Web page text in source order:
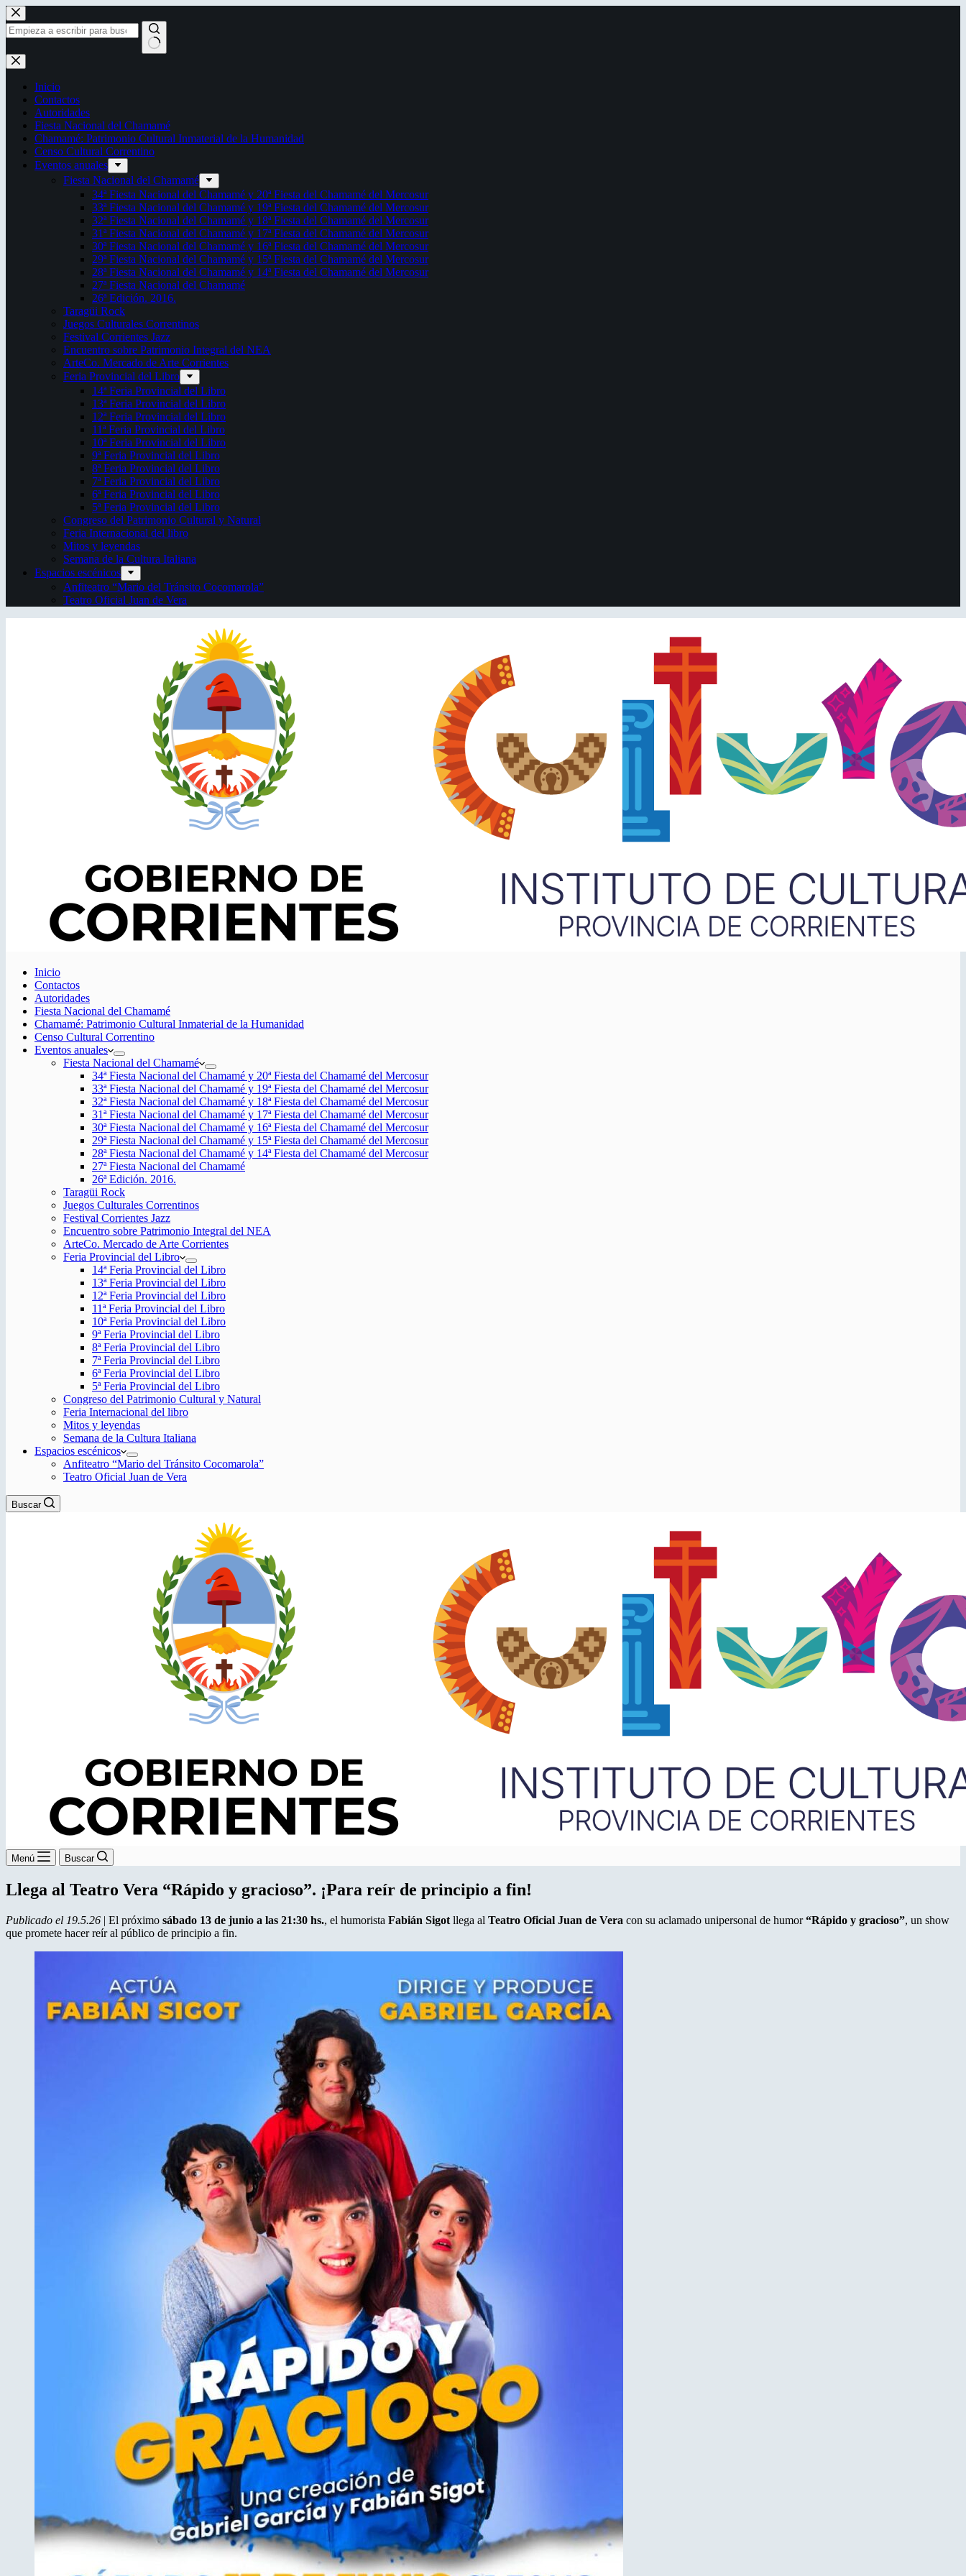
Saltar
al
contenido
Sin
resultados
Inicio
Contactos
Autoridades
Fiesta Nacional del Chamamé
Chamamé: Patrimonio Cultural Inmaterial de la Humanidad
Censo Cultural Correntino
Eventos anuales
Fiesta Nacional del Chamamé
34ª Fiesta Nacional del Chamamé y 20ª Fiesta del Chamamé del Mercosur
33ª Fiesta Nacional del Chamamé y 19ª Fiesta del Chamamé del Mercosur
32ª Fiesta Nacional del Chamamé y 18ª Fiesta del Chamamé del Mercosur
31ª Fiesta Nacional del Chamamé y 17ª Fiesta del Chamamé del Mercosur
30ª Fiesta Nacional del Chamamé y 16ª Fiesta del Chamamé del Mercosur
29ª Fiesta Nacional del Chamamé y 15ª Fiesta del Chamamé del Mercosur
28ª Fiesta Nacional del Chamamé y 14ª Fiesta del Chamamé del Mercosur
27ª Fiesta Nacional del Chamamé
26ª Edición. 2016.
Taragüi Rock
Juegos Culturales Correntinos
Festival Corrientes Jazz
Encuentro sobre Patrimonio Integral del NEA
ArteCo. Mercado de Arte Corrientes
Feria Provincial del Libro
14ª Feria Provincial del Libro
13ª Feria Provincial del Libro
12ª Feria Provincial del Libro
11ª Feria Provincial del Libro
10ª Feria Provincial del Libro
9ª Feria Provincial del Libro
8ª Feria Provincial del Libro
7ª Feria Provincial del Libro
6ª Feria Provincial del Libro
5ª Feria Provincial del Libro
Congreso del Patrimonio Cultural y Natural
Feria Internacional del libro
Mitos y leyendas
Semana de la Cultura Italiana
Espacios escénicos
Anfiteatro “Mario del Tránsito Cocomarola”
Teatro Oficial Juan de Vera
Inicio
Contactos
Autoridades
Fiesta Nacional del Chamamé
Chamamé: Patrimonio Cultural Inmaterial de la Humanidad
Censo Cultural Correntino
Eventos anuales
Fiesta Nacional del Chamamé
34ª Fiesta Nacional del Chamamé y 20ª Fiesta del Chamamé del Mercosur
33ª Fiesta Nacional del Chamamé y 19ª Fiesta del Chamamé del Mercosur
32ª Fiesta Nacional del Chamamé y 18ª Fiesta del Chamamé del Mercosur
31ª Fiesta Nacional del Chamamé y 17ª Fiesta del Chamamé del Mercosur
30ª Fiesta Nacional del Chamamé y 16ª Fiesta del Chamamé del Mercosur
29ª Fiesta Nacional del Chamamé y 15ª Fiesta del Chamamé del Mercosur
28ª Fiesta Nacional del Chamamé y 14ª Fiesta del Chamamé del Mercosur
27ª Fiesta Nacional del Chamamé
26ª Edición. 2016.
Taragüi Rock
Juegos Culturales Correntinos
Festival Corrientes Jazz
Encuentro sobre Patrimonio Integral del NEA
ArteCo. Mercado de Arte Corrientes
Feria Provincial del Libro
14ª Feria Provincial del Libro
13ª Feria Provincial del Libro
12ª Feria Provincial del Libro
11ª Feria Provincial del Libro
10ª Feria Provincial del Libro
9ª Feria Provincial del Libro
8ª Feria Provincial del Libro
7ª Feria Provincial del Libro
6ª Feria Provincial del Libro
5ª Feria Provincial del Libro
Congreso del Patrimonio Cultural y Natural
Feria Internacional del libro
Mitos y leyendas
Semana de la Cultura Italiana
Espacios escénicos
Anfiteatro “Mario del Tránsito Cocomarola”
Teatro Oficial Juan de Vera
Buscar
Menú Buscar
Llega al Teatro Vera “Rápido y gracioso”. ¡Para reír de principio a fin!
Publicado el 19.5.26 | El próximo sábado 13 de junio a las 21:30 hs., el humorista Fabián Sigot llega al Teatro Oficial Juan de Vera con su aclamado unipersonal de humor“Rápido y gracioso”, un show
que promete hacer reír al público de principio a fin.